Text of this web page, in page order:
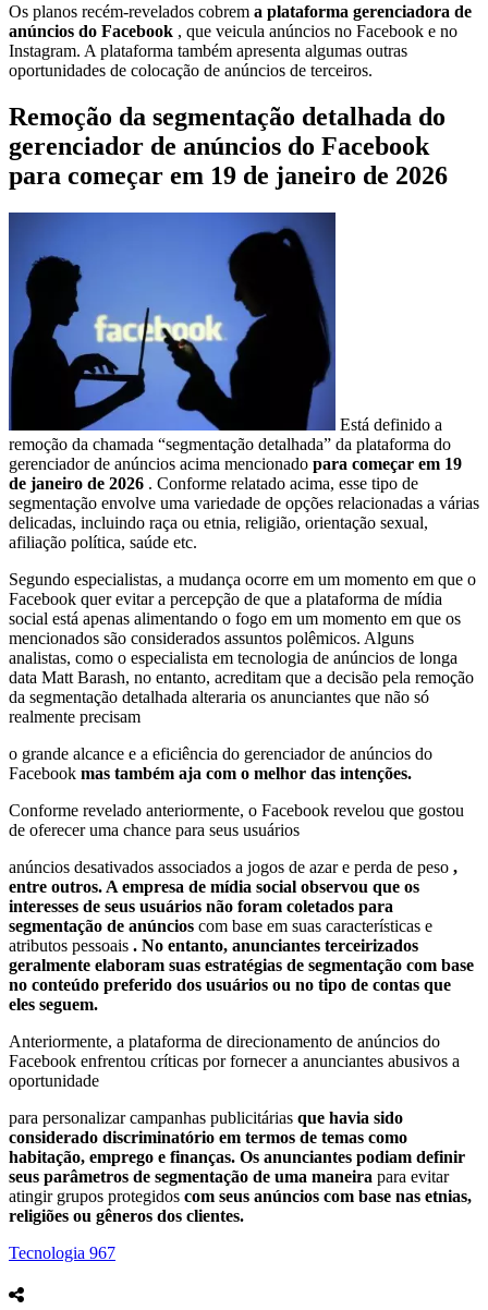
Os planos recém-revelados cobrem a plataforma gerenciadora de
anúncios do Facebook , que veicula anúncios no Facebook e no
Instagram. A plataforma também apresenta algumas outras
oportunidades de colocação de anúncios de terceiros.
Remoção da segmentação detalhada do
gerenciador de anúncios do Facebook
para começar em 19 de janeiro de 2026
Está definido a
remoção da chamada “segmentação detalhada” da plataforma do
gerenciador de anúncios acima mencionado para começar em 19
de janeiro de 2026 . Conforme relatado acima, esse tipo de
segmentação envolve uma variedade de opções relacionadas a várias
delicadas, incluindo raça ou etnia, religião, orientação sexual,
afiliação política, saúde etc.
Segundo especialistas, a mudança ocorre em um momento em que o
Facebook quer evitar a percepção de que a plataforma de mídia
social está apenas alimentando o fogo em um momento em que os
mencionados são considerados assuntos polêmicos. Alguns
analistas, como o especialista em tecnologia de anúncios de longa
data Matt Barash, no entanto, acreditam que a decisão pela remoção
da segmentação detalhada alteraria os anunciantes que não só
realmente precisam
o grande alcance e a eficiência do gerenciador de anúncios do
Facebook mas também aja com o melhor das intenções.
Conforme revelado anteriormente, o Facebook revelou que gostou
de oferecer uma chance para seus usuários
anúncios desativados associados a jogos de azar e perda de peso ,
entre outros. A empresa de mídia social observou que os
interesses de seus usuários não foram coletados para
segmentação de anúncios com base em suas características e
atributos pessoais . No entanto, anunciantes terceirizados
geralmente elaboram suas estratégias de segmentação com base
no conteúdo preferido dos usuários ou no tipo de contas que
eles seguem.
Anteriormente, a plataforma de direcionamento de anúncios do
Facebook enfrentou críticas por fornecer a anunciantes abusivos a
oportunidade
para personalizar campanhas publicitárias que havia sido
considerado discriminatório em termos de temas como
habitação, emprego e finanças. Os anunciantes podiam definir
seus parâmetros de segmentação de uma maneira para evitar
atingir grupos protegidos com seus anúncios com base nas etnias,
religiões ou gêneros dos clientes.
Tecnologia 967